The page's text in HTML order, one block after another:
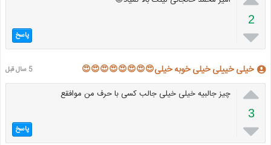
2
 پاسخ
خیلی خییلی خیلی خوبه خیلی😍😍😍😍😍😍😍😍 5 سال قبل

3

چیز جالبیه خیلی خیلی جالب کسی با حرف من موافقع
پاسخ